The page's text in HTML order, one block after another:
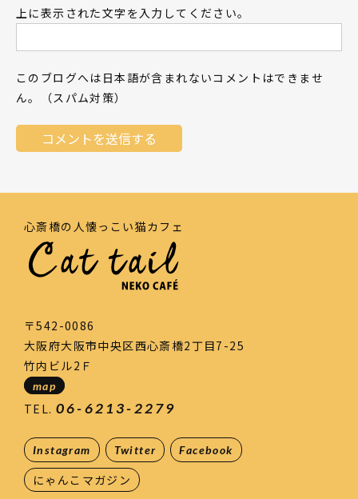
上に表示された文字を入力してください。
このブログへは日本語が含まれないコメントはできませ
ん。（スパム対策）
心斎橋の人懐っこい猫カフェ
〒542-0086
大阪府大阪市中央区西心斎橋2丁目7-25
竹内ビル2Ｆ
map
TEL. 06-6213-2279
Instagram Twitter Facebook
にゃんこマガジン